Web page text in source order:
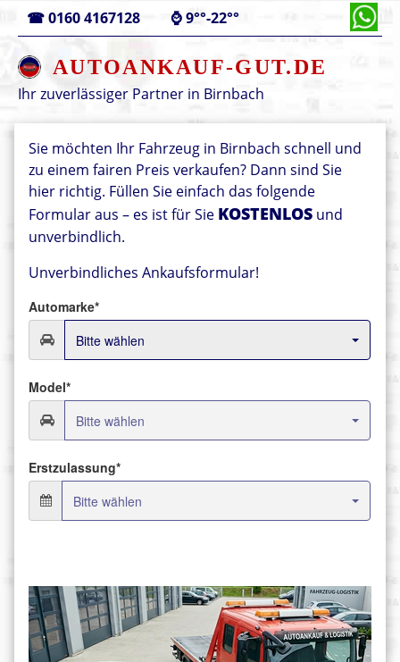
☎0160 4167128 ⌚9°°-22°°
AUTOANKAUF-GUT.DE
Ihr zuverlässiger Partner in Birnbach
Sie möchten Ihr Fahrzeug in Birnbach schnell und
zu einem fairen Preis verkaufen? Dann sind Sie
hier richtig. Füllen Sie einfach das folgende
Formular aus – es ist für Sie KOSTENLOS und
unverbindlich.
Unverbindliches Ankaufsformular!